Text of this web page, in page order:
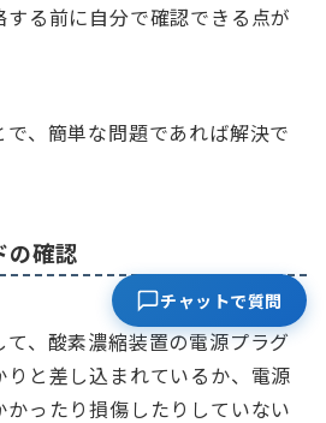
る前に自分で確認できる点が
、簡単な問題であれば解決で
の確認
て、酸素濃縮装置の電源プラグ
と差し込まれているか、電源
ったり損傷したりしていない
チャットで質問